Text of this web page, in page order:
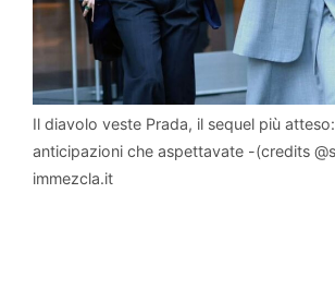
Il diavolo veste Prada, il sequel più
anticipazioni che aspettavate -(credits
immezcla.it